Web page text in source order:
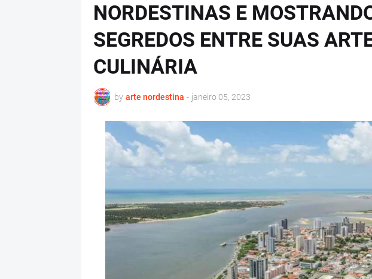
NORDESTINAS E
SEGREDOS ENTRE SUAS
CULINÁRIA
by arte nordestina - janeiro 05, 2023